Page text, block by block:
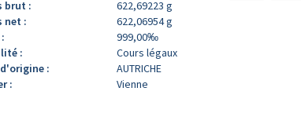
brut :
622,69223 g
net :
622,06954 g
999,00‰
:
Cours légaux
:
AUTRICHE
:
Vienne